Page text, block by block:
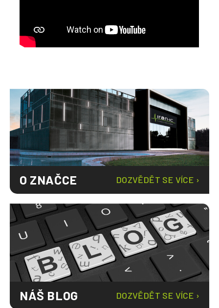
O ZNAČCE DOZVĚDĚT SE VÍCE ›
NÁŠ BLOG DOZVĚDĚT SE VÍCE ›